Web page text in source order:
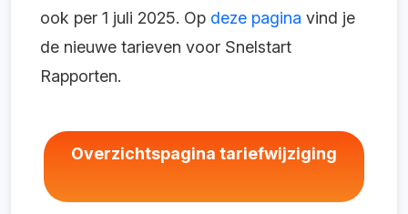
ook per 1 juli 2025. Op deze pagina vind je
de nieuwe tarieven voor Snelstart
Rapporten.
Overzichtspagina tariefwijziging